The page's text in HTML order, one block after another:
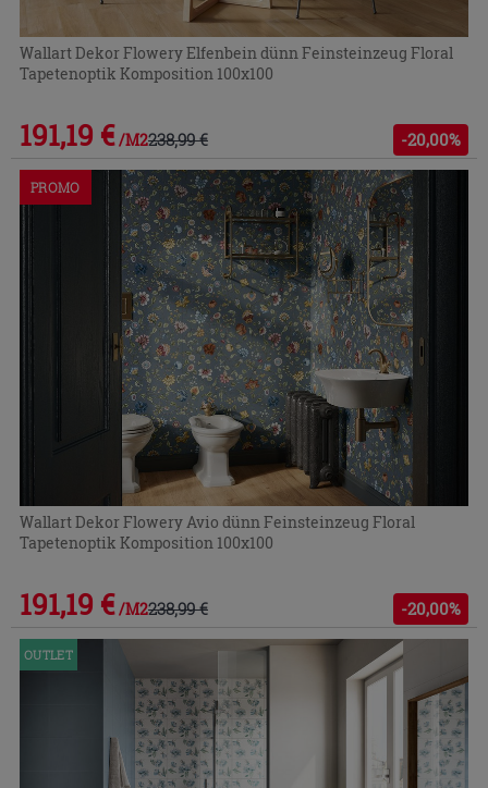
Wallart Dekor Flowery Elfenbein dünn Feinsteinzeug Floral
Tapetenoptik Komposition 100x100
191,19 € /M2238,99 € -20,00%
PROMO
Wallart Dekor Flowery Avio dünn Feinsteinzeug Floral
Tapetenoptik Komposition 100x100
191,19 € /M2238,99 € -20,00%
OUTLET